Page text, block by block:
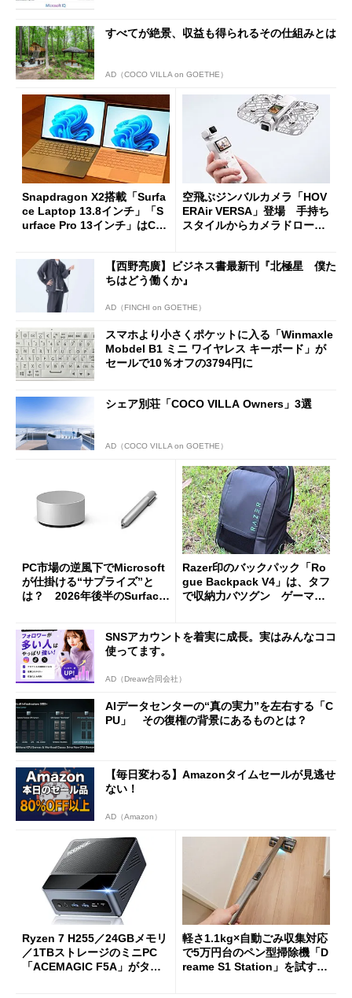
すべてが絶景、収益も得られるその仕組みとは
AD（COCO VILLA on GOETHE）
Snapdragon X2搭載「Surfa
ce Laptop 13.8インチ」「S
urface Pro 13インチ」はCop
空飛ぶジンバルカメラ「HOV
ERAir VERSA」登場 手持ち
スタイルからカメラドローン
【西野亮廣】ビジネス書最新刊『北極星 僕た
ちはどう働くか』
AD（FINCHI on GOETHE）
スマホより小さくポケットに入る「Winmaxle
Mobdel B1 ミニ ワイヤレス キーボード」が
セールで10％オフの3794円に
シェア別荘「COCO VILLA Owners」3選
AD（COCO VILLA on GOETHE）
PC市場の逆風下でMicrosoft
が仕掛ける“サプライズ”と
は？ 2026年後半のSurface
Razer印のバックパック「Ro
gue Backpack V4」は、タフ
で収納力バツグン ゲーマー
SNSアカウントを着実に成長。実はみんなココ
使ってます。
AD（Dreaw合同会社）
AIデータセンターの“真の実力”を左右する「C
PU」 その復権の背景にあるものとは？
【毎日変わる】Amazonタイムセールが見逃せ
ない！
AD（Amazon）
Ryzen 7 H255／24GBメモリ
／1TBストレージのミニPC
「ACEMAGIC F5A」がタイ
軽さ1.1kg×自動ごみ収集対応
で5万円台のペン型掃除機「D
reame S1 Station」を試す